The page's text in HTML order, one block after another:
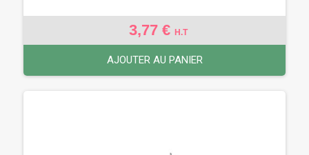
3,77 € H.T
AJOUTER AU PANIER